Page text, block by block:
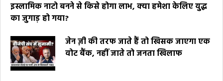
इस्लामिक नाटो बनने से किसे होगा लाभ, क्या हमेशा केलिए युद्ध
का जुगाड़ हो गया?
जेन ज़ी की तरफ जाते हैं तो खिसक जाएगा एक
वोट बैंक, नहीं जाते तो जनता खिलाफ